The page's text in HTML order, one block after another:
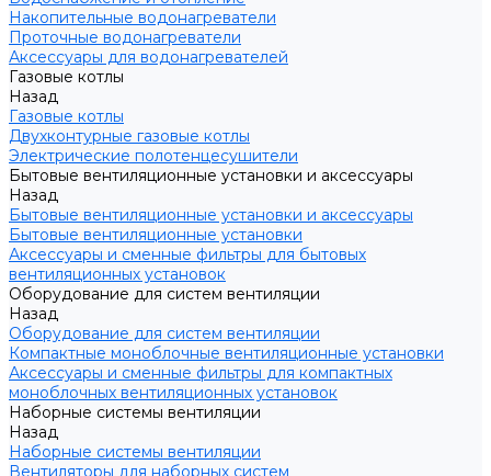
Накопительные водонагреватели
Проточные водонагреватели
Аксессуары для водонагревателей
Газовые котлы
Назад
Газовые котлы
Двухконтурные газовые котлы
Электрические полотенцесушители
Бытовые вентиляционные установки и аксессуары
Назад
Бытовые вентиляционные установки и аксессуары
Бытовые вентиляционные установки
Аксессуары и сменные фильтры для бытовых
вентиляционных установок
Оборудование для систем вентиляции
Назад
Оборудование для систем вентиляции
Компактные моноблочные вентиляционные установки
Аксессуары и сменные фильтры для компактных
моноблочных вентиляционных установок
Наборные системы вентиляции
Назад
Наборные системы вентиляции
Вентиляторы для наборных систем